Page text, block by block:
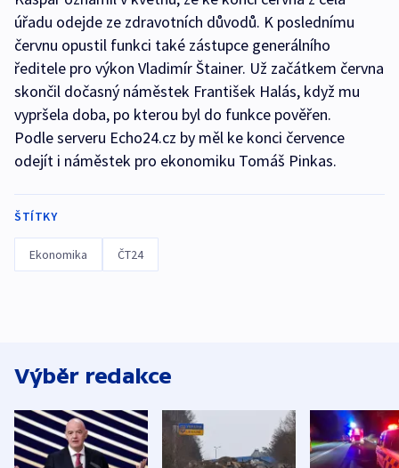
úřadu odejde ze zdravotních důvodů. K poslednímu
červnu opustil funkci také zástupce generálního
ředitele pro výkon Vladimír Štainer. Už začátkem června
skončil dočasný náměstek František Halás, když mu
vypršela doba, po kterou byl do funkce pověřen.
Podle serveru Echo24.cz by měl ke konci července
odejít i náměstek pro ekonomiku Tomáš Pinkas.
ŠTÍTKY
Ekonomika ČT24
Výběr redakce